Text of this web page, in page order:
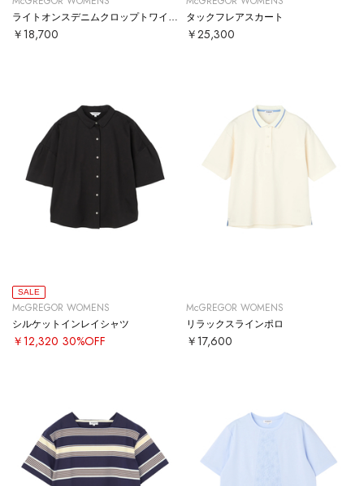
￥18,700
タックフレアスカート
￥25,300
SALE
McGREGOR WOMENS
シルケットインレイシャツ
￥12,320 30%OFF
McGREGOR WOMENS
リラックスラインポロ
￥17,600